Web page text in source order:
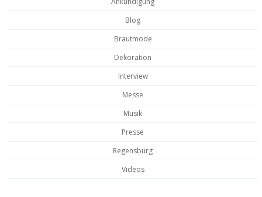
Blog
Brautmode
Dekoration
Interview
Messe
Musik
Presse
Regensburg
Videos